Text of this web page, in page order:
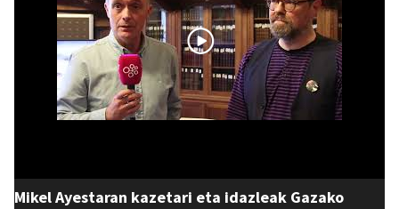
Mikel Ayestaran kazetari eta idazleak Gazako